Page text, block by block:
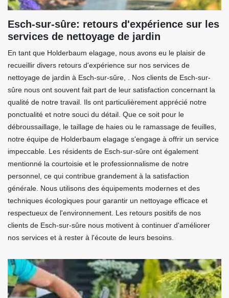
Esch-sur-sûre: retours d'expérience sur les
services de nettoyage de jardin
En tant que Holderbaum elagage, nous avons eu le plaisir de
recueillir divers retours d'expérience sur nos services de
nettoyage de jardin à Esch-sur-sûre, . Nos clients de Esch-sur-
sûre nous ont souvent fait part de leur satisfaction concernant la
qualité de notre travail. Ils ont particulièrement apprécié notre
ponctualité et notre souci du détail. Que ce soit pour le
débroussaillage, le taillage de haies ou le ramassage de feuilles,
notre équipe de Holderbaum elagage s'engage à offrir un service
impeccable. Les résidents de Esch-sur-sûre ont également
mentionné la courtoisie et le professionnalisme de notre
personnel, ce qui contribue grandement à la satisfaction
générale. Nous utilisons des équipements modernes et des
techniques écologiques pour garantir un nettoyage efficace et
respectueux de l'environnement. Les retours positifs de nos
clients de Esch-sur-sûre nous motivent à continuer d'améliorer
nos services et à rester à l'écoute de leurs besoins.